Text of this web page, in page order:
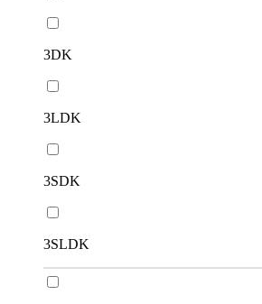
3DK
3LDK
3SDK
3SLDK